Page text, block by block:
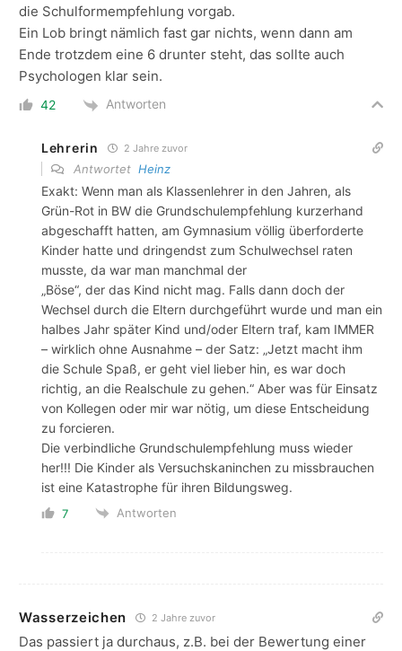
die Schulformempfehlung vorgab.
Ein Lob bringt nämlich fast gar nichts, wenn dann am
Ende trotzdem eine 6 drunter steht, das sollte auch
Psychologen klar sein.
42 Antworten
Lehrerin 2 Jahre zuvor
Antwortet Heinz
Exakt: Wenn man als Klassenlehrer in den Jahren, als
Grün-Rot in BW die Grundschulempfehlung kurzerhand
abgeschafft hatten, am Gymnasium völlig überforderte
Kinder hatte und dringendst zum Schulwechsel raten
musste, da war man manchmal der
„Böse“, der das Kind nicht mag. Falls dann doch der
Wechsel durch die Eltern durchgeführt wurde und man ein
halbes Jahr später Kind und/oder Eltern traf, kam IMMER
– wirklich ohne Ausnahme – der Satz: „Jetzt macht ihm
die Schule Spaß, er geht viel lieber hin, es war doch
richtig, an die Realschule zu gehen.“ Aber was für Einsatz
von Kollegen oder mir war nötig, um diese Entscheidung
zu forcieren.
Die verbindliche Grundschulempfehlung muss wieder
her!!! Die Kinder als Versuchskaninchen zu missbrauchen
ist eine Katastrophe für ihren Bildungsweg.
7 Antworten
Wasserzeichen 2 Jahre zuvor
Das passiert ja durchaus, z.B. bei der Bewertung einer